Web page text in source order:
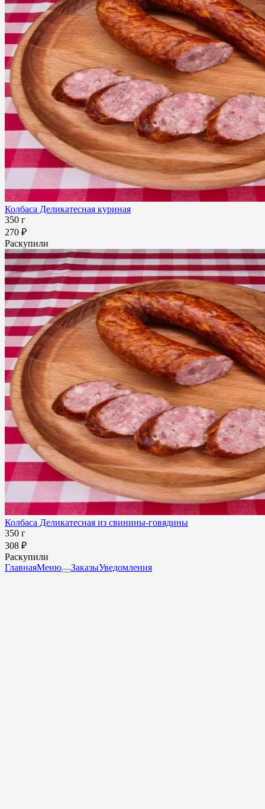
Колбаса Деликатесная куриная
350 г
270 ₽
Раскупили
Колбаса Деликатесная из свинины-говядины
350 г
308 ₽
Раскупили
ГлавнаяМеню ЗаказыУведомления